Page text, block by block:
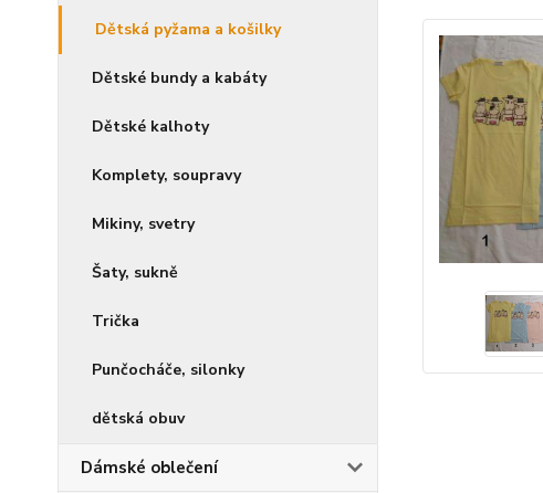
Dětská pyžama a košilky
Dětské bundy a kabáty
Dětské kalhoty
Komplety, soupravy
Mikiny, svetry
Šaty, sukně
Trička
Punčocháče, silonky
dětská obuv
Dámské oblečení